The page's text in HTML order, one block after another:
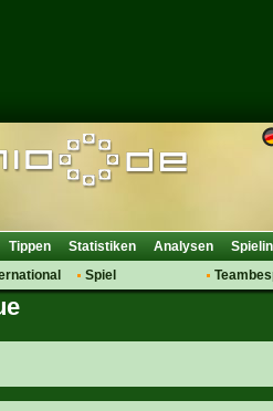
Tippen Statistiken Analysen
Spiel